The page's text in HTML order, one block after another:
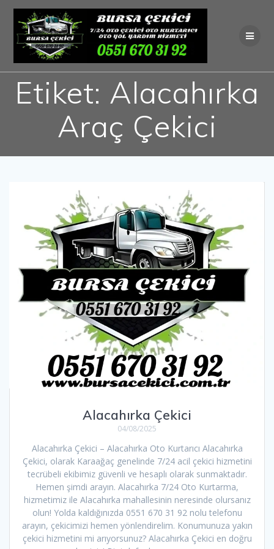
Skip
to
content
Etiket: Alacahırka
Araç Çekici
Alacahırka Çekici
04/08/2025
Alacahırka Çekici – Alacahırka Oto Kurtarıcı Alacahırka
Çekici, olarak Karaağaç genelinde 7/24 acil çekici hizmetini
tecrübeli ekibimiz güvenli ve hesaplı olarak sunmaktadır.
Hemen şimdi arayın. Alacahırka 7/24 Oto Kurtarma,
hizmetimiz ile Alacahırka mahallesinin neresinde olursanız
olun! Yolda kaldığınızda 0551 670 31 92 nolu telefonu
arayın, çekicimizi hemen yönlendirelim. Konumunuza yakın
çekici hizmetini mi arıyorsunuz? Alacahırka Çekici en doğru